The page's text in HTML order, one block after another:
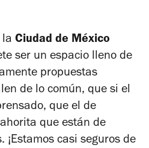
la Ciudad de México
ser un espacio lleno de
propuestas
de lo común, que si el
que el de
que están de
¡Estamos casi seguros de